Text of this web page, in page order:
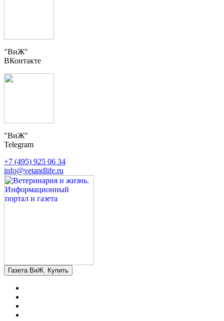
"ВиЖ"
ВКонтакте
"ВиЖ"
Telegram
+7 (495) 925 06 34
info@vetandlife.ru
Газета ВиЖ. Купить